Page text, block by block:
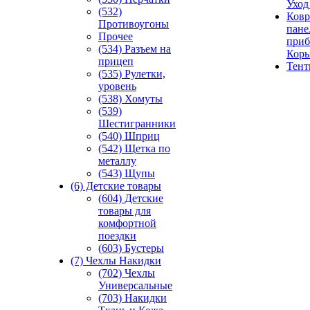
(532)
Противоугоны
Прочее
(534) Разъем на
прицеп
(535) Рулетки,
уровень
(538) Хомуты
(539)
Шестигранники
(540) Шприц
(542) Щетка по
металлу
(543) Щупы
(6) Детские товары
(604) Детские
товары для
комфортной
поездки
(603) Бустеры
(7) Чехлы Накидки
(702) Чехлы
Универсальные
(703) Накидки
Уход